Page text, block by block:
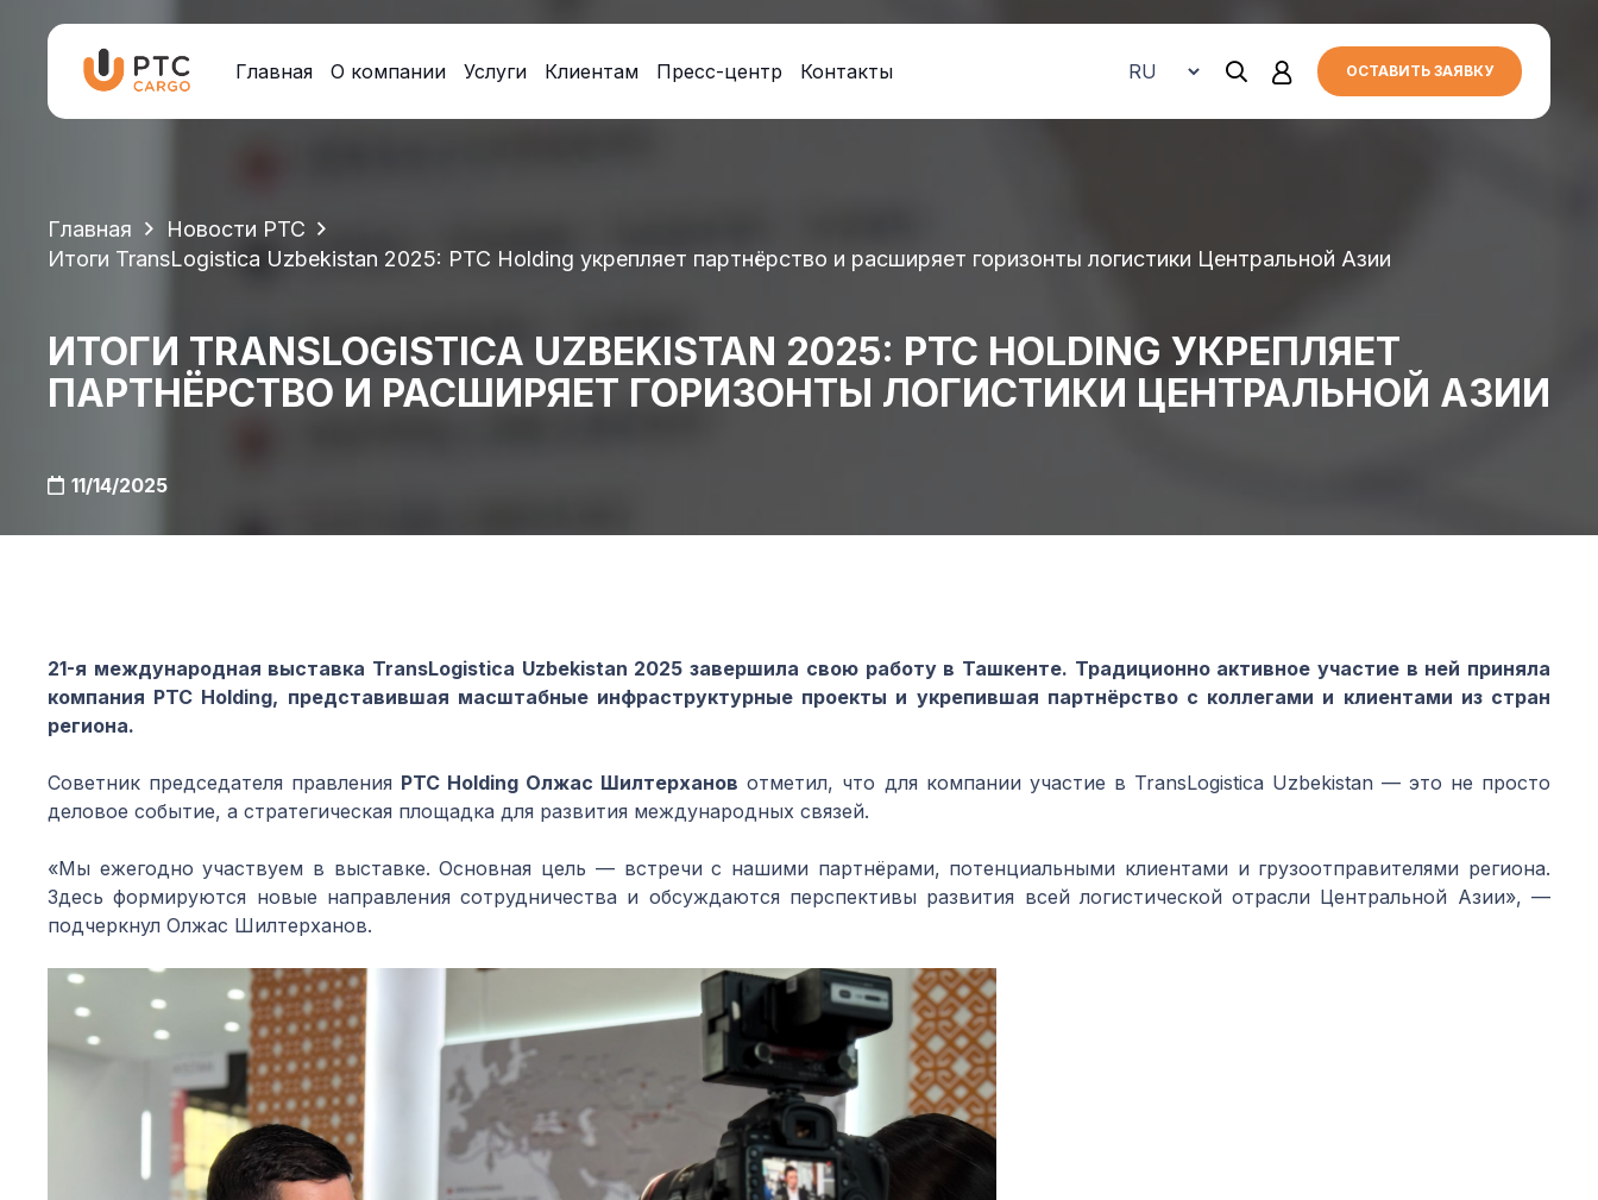
Главная О компании Услуги Клиентам Пресс-центр Контакты ОСТАВИТЬ ЗАЯВКУ
Главная
Новости PTC
Итоги TransLogistica Uzbekistan 2025: PTC Holding укрепляет партнёрство и расширяет горизонты логистики Центральной Азии
ИТОГИ TRANSLOGISTICA UZBEKISTAN 2025: PTC HOLDING УКРЕПЛЯЕТ
ПАРТНЁРСТВО И РАСШИРЯЕТ ГОРИЗОНТЫ ЛОГИСТИКИ ЦЕНТРАЛЬНОЙ АЗИИ
11/14/2025
21-я международная выставка TransLogistica Uzbekistan 2025 завершила свою работу в Ташкенте. Традиционно активное участие в ней приняла
компания PTC Holding, представившая масштабные инфраструктурные проекты и укрепившая партнёрство с коллегами и клиентами из стран
региона.
Советник председателя правления PTC Holding Олжас Шилтерханов отметил, что для компании участие в TransLogistica Uzbekistan — это не просто
деловое событие, а стратегическая площадка для развития международных связей.
«Мы ежегодно участвуем в выставке. Основная цель — встречи с нашими партнёрами, потенциальными клиентами и грузоотправителями региона.
Здесь формируются новые направления сотрудничества и обсуждаются перспективы развития всей логистической отрасли Центральной Азии», —
подчеркнул Олжас Шилтерханов.